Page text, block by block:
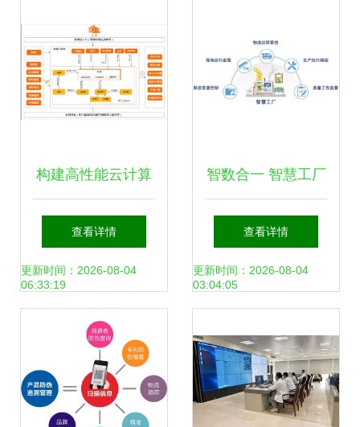
构建高性能云计算
环境下的主动防御
系统 基于ECS与
RDS的性能测试及
开源蜜罐HFish部
署实践
查看详情
更新时间：2026-08-04
06:33:19
智数合一 智慧工厂
的四大典型应用场
景与运维服务破局
查看详情
更新时间：2026-08-04
03:04:05